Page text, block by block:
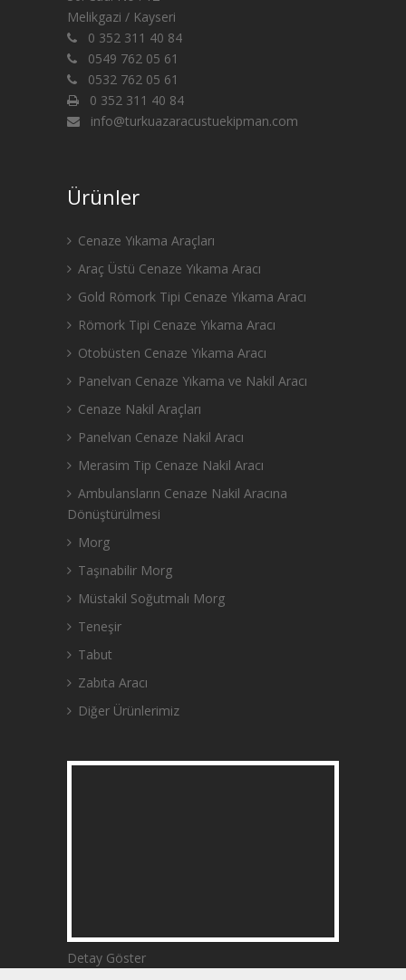
Melikgazi / Kayseri
0 352 311 40 84
0549 762 05 61
0532 762 05 61
0 352 311 40 84
info@turkuazaracustuekipman.com
Ürünler
Cenaze Yıkama Araçları
Araç Üstü Cenaze Yıkama Aracı
Gold Römork Tipi Cenaze Yıkama Aracı
Römork Tipi Cenaze Yıkama Aracı
Otobüsten Cenaze Yıkama Aracı
Panelvan Cenaze Yıkama ve Nakil Aracı
Cenaze Nakil Araçları
Panelvan Cenaze Nakil Aracı
Merasim Tip Cenaze Nakil Aracı
Ambulansların Cenaze Nakil Aracına
Dönüştürülmesi
Morg
Taşınabilir Morg
Müstakil Soğutmalı Morg
Teneşir
Tabut
Zabıta Aracı
Diğer Ürünlerimiz
Detay Göster